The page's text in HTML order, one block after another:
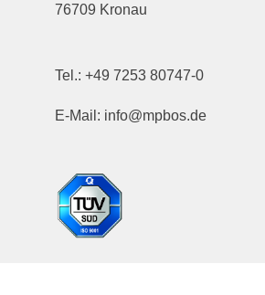
76709 Kronau
Tel.: +49 7253 80747-0
E-Mail: info@mpbos.de